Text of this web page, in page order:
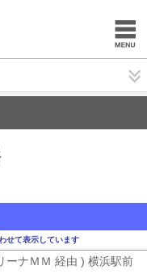
せて表示しています
ーナＭＭ 経由 ) 横浜駅前